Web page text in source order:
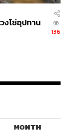
327
STANDARD
โซ่อุปทาน
136
MONTH